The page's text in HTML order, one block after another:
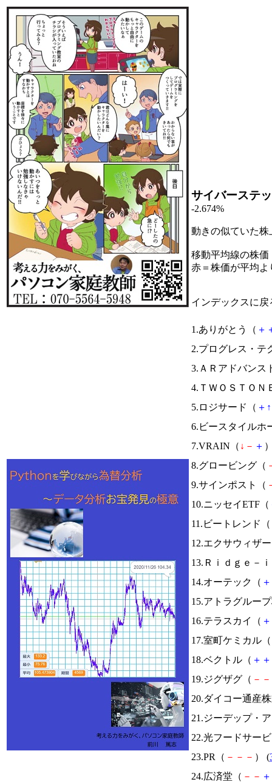
サイバーステ
-2.674%
動きの似ていた
移動平均線の株価
赤＝株価が平均
インデックスに戻
1.ありがとう（ ＋
2.プログレス・テ
3.ＡＲアドバンス
4.ＴＷＯＳＴＯＮ
5.ロジサード（ ＋ ↑
6.ビースタイルホ
7.VRAIN（ ↓ － ＋
8.グロービング（
9.サインポスト（
10.ニッセイETF（
11.ビートレンド（
12.エクサウィザ
13.Ｒｉｄｇｅ－
14.オーテック（ ＋
15.アトラグルー
16.テラスカイ（ ＋
17.室町ケミカル（
18.ベクトル（ ＋ ＋
19.ジグザグ（ － －
20.ダイコー通産
21.ジーデップ・
22.光フードサー
23.PR（ － － － ） (
24.広済堂（ － － ＋